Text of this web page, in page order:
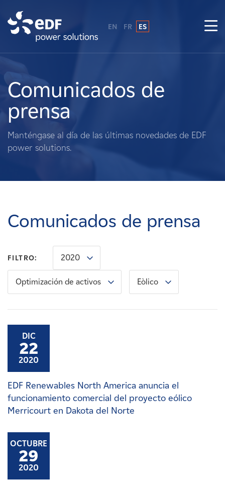
Sobre nosotros
Qué hacemos
Terratenientes
Carreras
Noticias
Contacte con
EN FR ES
Comunicados de
prensa
Manténgase al día de las últimas novedades de EDF
power solutions.
Comunicados de prensa
FILTRO: 2020
Optimización de activos Eòlico
DIC
22
2020
EDF Renewables North America anuncia el
funcionamiento comercial del proyecto eólico
Merricourt en Dakota del Norte
OCTUBRE
29
2020